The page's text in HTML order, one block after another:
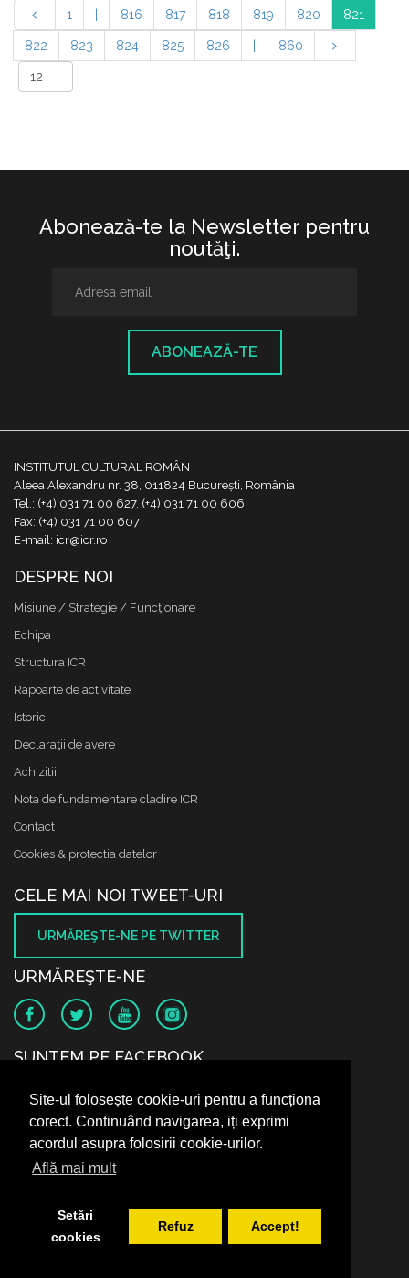
Site-ul folosește cookie-uri pentru a funcționa
corect. Continuând navigarea, iți exprimi
acordul asupra folosirii cookie-urilor.
Află mai mult
Setări
cookies
Refuz Accept!
1 816 817 818 819 820 821
822 823 824 825 826 860
Abonează-te la Newsletter pentru
noutăţi.
ABONEAZĂ-TE
INSTITUTUL CULTURAL ROMÂN
Aleea Alexandru nr. 38, 011824 București, România
Tel.: (+4) 031 71 00 627, (+4) 031 71 00 606
Fax: (+4) 031 71 00 607
E-mail: icr@icr.ro
DESPRE NOI
Misiune / Strategie / Funcţionare
Echipa
Structura ICR
Rapoarte de activitate
Istoric
Declaraţii de avere
Achizitii
Nota de fundamentare cladire ICR
Contact
Cookies & protectia datelor
CELE MAI NOI TWEET-URI
URMĂREŞTE-NE PE TWITTER
URMĂREŞTE-NE
SUNTEM PE FACEBOOK